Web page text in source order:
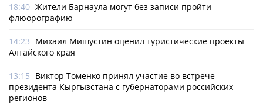
18:40 Жители Барнаула могут без записи пройти
флюорографию
14:23 Михаил Мишустин оценил туристические проекты
Алтайского края
13:15 Виктор Томенко принял участие во встрече
президента Кыргызстана с губернаторами российских
регионов